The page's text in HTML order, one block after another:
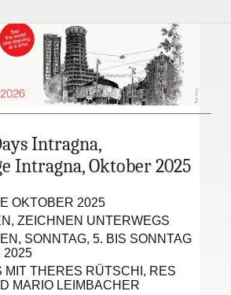
Intragna,
Intragna, Oktober 2025
OKTOBER 2025
ZEICHNEN UNTERWEGS
SONNTAG, 5. BIS SONNTAG
2025
MIT THERES RÜTSCHI, RES
MARIO LEIMBACHER